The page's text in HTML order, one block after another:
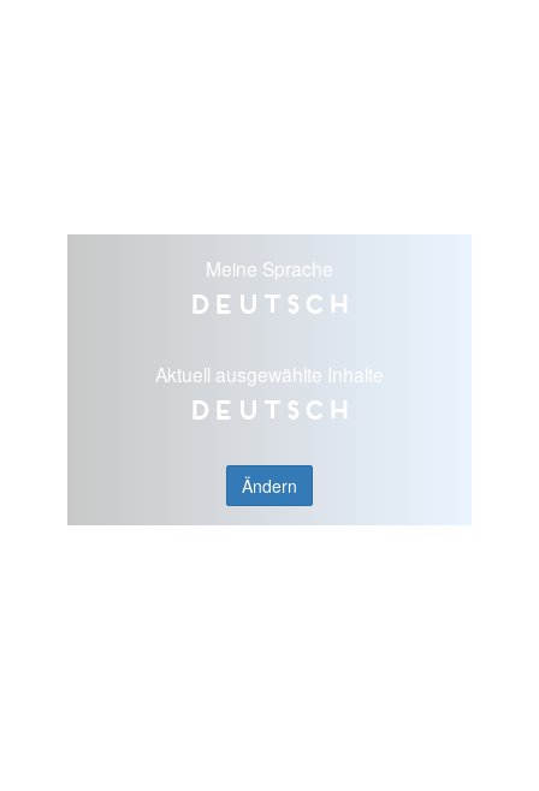
Meine Sprache
Deutsch
Aktuell ausgewählte Inhalte
Deutsch
Ändern